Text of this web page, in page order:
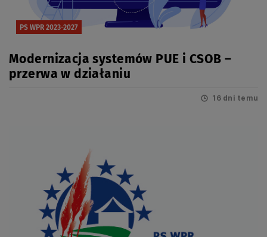
PS WPR 2023-2027
Modernizacja systemów PUE i CSOB –
przerwa w działaniu
16 dni temu